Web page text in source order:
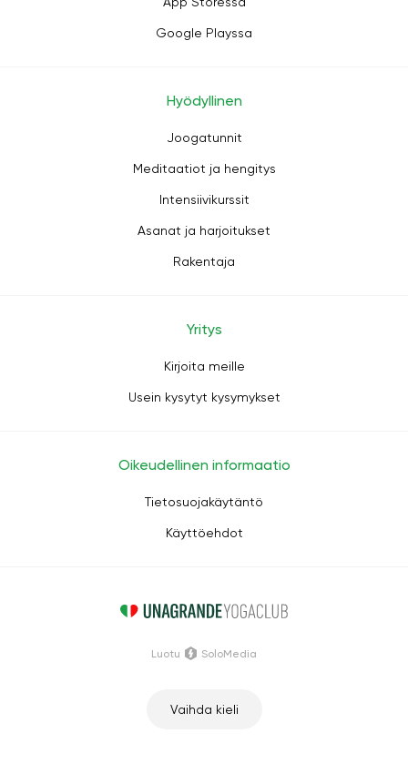
Google Playssa
Hyödyllinen
Joogatunnit
Meditaatiot ja hengitys
Intensiivikurssit
Asanat ja harjoitukset
Rakentaja
Yritys
Kirjoita meille
Usein kysytyt kysymykset
Oikeudellinen informaatio
Tietosuojakäytäntö
Käyttöehdot
Vaihda kieli
Luotu SoloMedia